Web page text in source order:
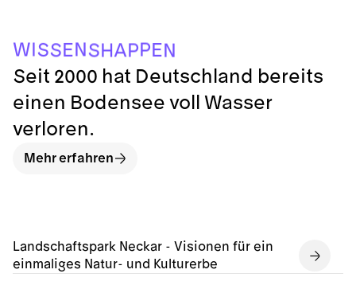
Landschaftspark Neckar - Visionen für ein
einmaliges Natur- und Kulturerbe
WISS ENSHAPP EN
Seit 2000 hat Deutschland bereits
einen Bodensee voll Wasser
verloren.
Mehr erfahren